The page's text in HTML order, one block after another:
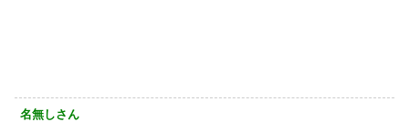
名無しさん